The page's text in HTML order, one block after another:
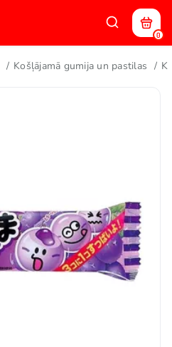
0
Košļājamā gumija un pastilas